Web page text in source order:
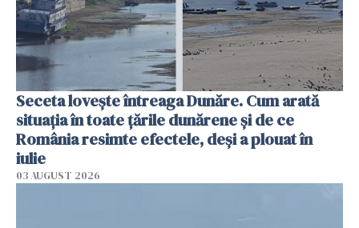
Seceta lovește întreaga Dunăre. Cum arată
situația în toate țările dunărene și de ce
România resimte efectele, deși a plouat în
iulie
03 AUGUST 2026